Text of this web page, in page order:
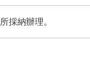
採納辦理。